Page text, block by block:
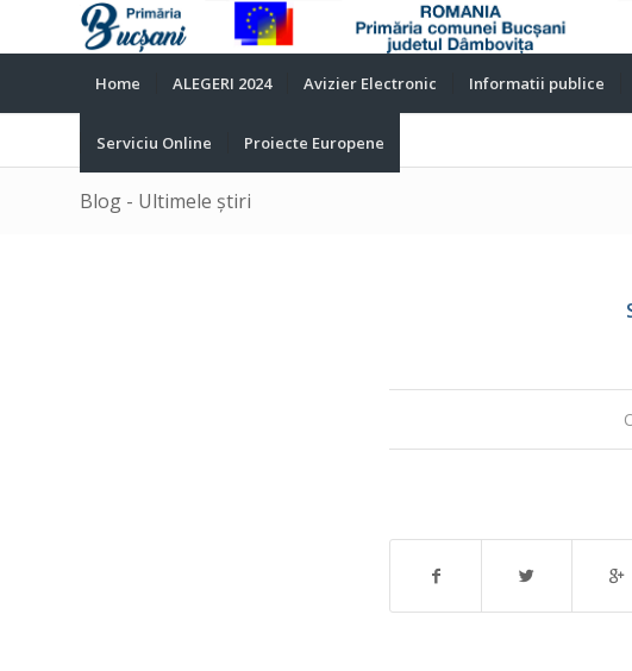
Home ALEGERI 2024 Avizier Electronic Informatii publice
Serviciu Online Proiecte Europene
Blog - Ultimele știri